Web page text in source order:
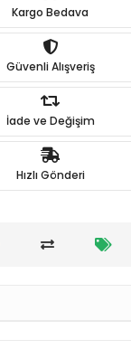
Kargo Bedava
Güvenli Alışveriş
İade ve Değişim
Hızlı Gönderi